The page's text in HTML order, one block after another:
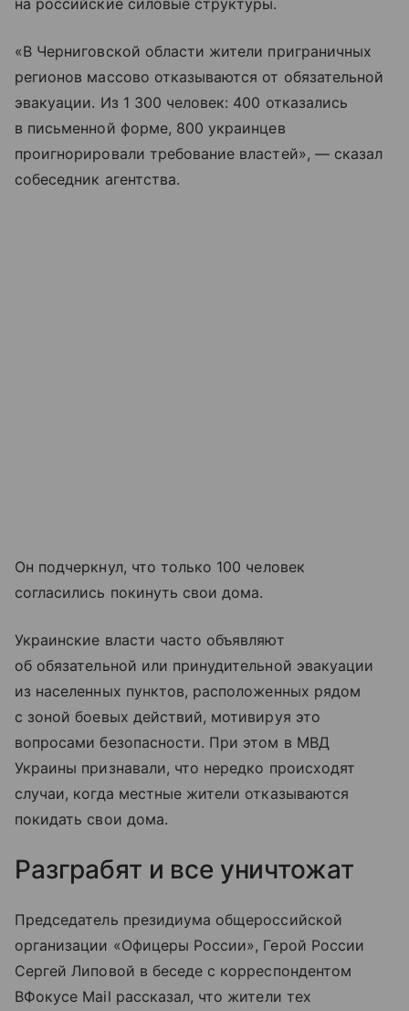
«В Черниговской области жители приграничных
регионов массово отказываются от обязательной
эвакуации. Из 1 300 человек: 400 отказались
в письменной форме, 800 украинцев
проигнорировали требование властей», — сказал
собеседник агентства.
Он подчеркнул, что только 100 человек
согласились покинуть свои дома.
Украинские власти часто объявляют
об обязательной или принудительной эвакуации
из населенных пунктов, расположенных рядом
с зоной боевых действий, мотивируя это
вопросами безопасности. При этом в МВД
Украины признавали, что нередко происходят
случаи, когда местные жители отказываются
покидать свои дома.
Разграбят и все уничтожат
Председатель президиума общероссийской
организации «Офицеры России», Герой России
Сергей Липовой в беседе с корреспондентом
ВФокусе Mail рассказал, что жители тех